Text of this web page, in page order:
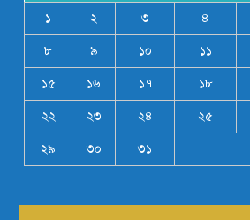
১ ২ ৩ ৪
৮ ৯ ১০ ১১
১৫ ১৬ ১৭ ১৮
২২ ২৩ ২৪ ২৫
২৯ ৩০ ৩১